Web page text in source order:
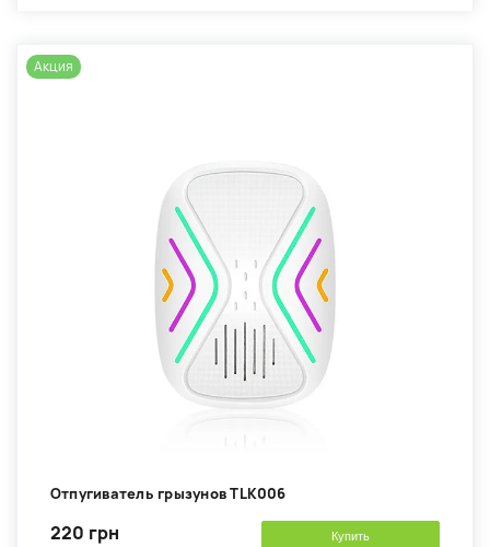
Акция
Отпугиватель грызунов TLK006
220 грн Купить